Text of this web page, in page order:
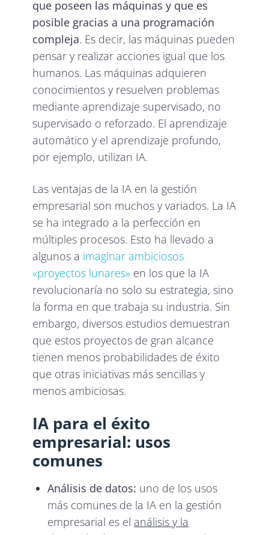
que poseen las máquinas y que es
posible gracias a una programación
compleja. Es decir, las máquinas pueden
pensar y realizar acciones igual que los
humanos. Las máquinas adquieren
conocimientos y resuelven problemas
mediante aprendizaje supervisado, no
supervisado o reforzado. El aprendizaje
automático y el aprendizaje profundo,
por ejemplo, utilizan IA.
Las ventajas de la IA en la gestión
empresarial son muchos y variados. La IA
se ha integrado a la perfección en
múltiples procesos. Esto ha llevado a
algunos a imaginar ambiciosos
«proyectos lunares» en los que la IA
revolucionaría no solo su estrategia, sino
la forma en que trabaja su industria. Sin
embargo, diversos estudios demuestran
que estos proyectos de gran alcance
tienen menos probabilidades de éxito
que otras iniciativas más sencillas y
menos ambiciosas.
IA para el éxito
empresarial: usos
comunes
Análisis de datos: uno de los usos
más comunes de la IA en la gestión
empresarial es elanálisis y la